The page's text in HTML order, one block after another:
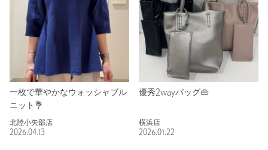
一枚で華やかなウォッシャブル
ニット💐
北陸小矢部店
2026.04.13
優秀2wayバッグ👜
横浜店
2026.01.22